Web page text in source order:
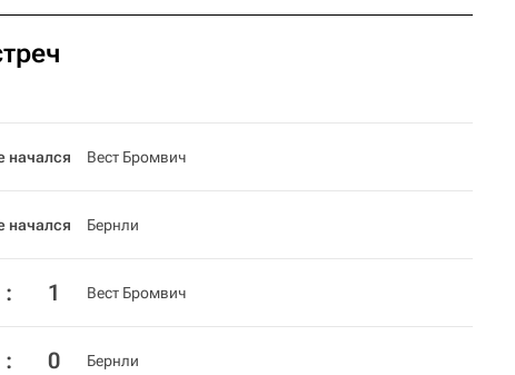
начался Вест Бромвич
начался Бернли
: 1 Вест Бромвич
: 0 Бернли